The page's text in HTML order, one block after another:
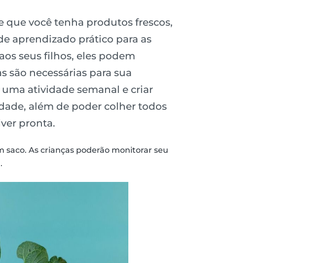
que você tenha produtos frescos,
aprendizado prático para as
seus filhos, eles podem
são necessárias para sua
atividade semanal e criar
além de poder colher todos
pronta.
As crianças poderão monitorar seu